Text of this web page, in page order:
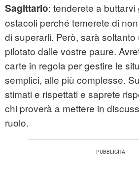
Sagittario: tenderete a
ostacoli perché temerete di
di superarli. Però, sarà
pilotato dalle vostre paure.
carte in regola per gestire le
semplici, alle più complesse.
stimati e rispettati e saprete
chi proverà a mettere in
ruolo.